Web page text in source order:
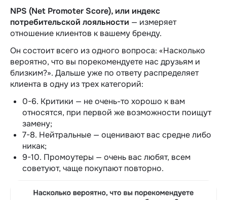
NPS (Net Promoter Score), или индекс
потребительской лояльности — измеряет
отношение клиентов к вашему бренду.
Он состоит всего из одного вопроса: «‎Насколько
вероятно, что вы порекомендуете нас друзьям и
близким?». Дальше уже по ответу распределяет
клиента в одну из трех категорий:
0-6. Критики — не очень-то хорошо к вам
относятся, при первой же возможности поищут
замену;
7-8. Нейтральные — оценивают вас средне либо
никак;
9-10. Промоутеры — очень вас любят, всем
советуют, чаще покупают повторно.